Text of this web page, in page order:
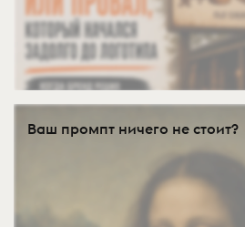
Ваш промпт ничего не стоит?